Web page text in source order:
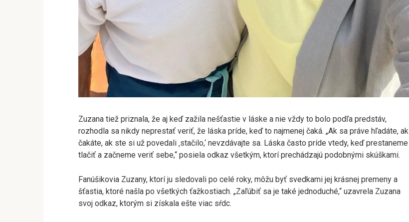
Zuzana tiež priznala, že aj keď zažila nešťastie v láske a nie vždy to bolo podľa predstáv,
rozhodla sa nikdy neprestať veriť, že láska príde, keď to najmenej čaká. „Ak sa práve hľadáte, ak
čakáte, ak ste si už povedali ‚stačilo,‘ nevzdávajte sa. Láska často príde vtedy, keď prestaneme
tlačiť a začneme veriť sebe,“ posiela odkaz všetkým, ktorí prechádzajú podobnými skúškami.
Fanúšikovia Zuzany, ktorí ju sledovali po celé roky, môžu byť svedkami jej krásnej premeny a
šťastia, ktoré našla po všetkých ťažkostiach. „Zaľúbiť sa je také jednoduché,“ uzavrela Zuzana
svoj odkaz, ktorým si získala ešte viac sŕdc.